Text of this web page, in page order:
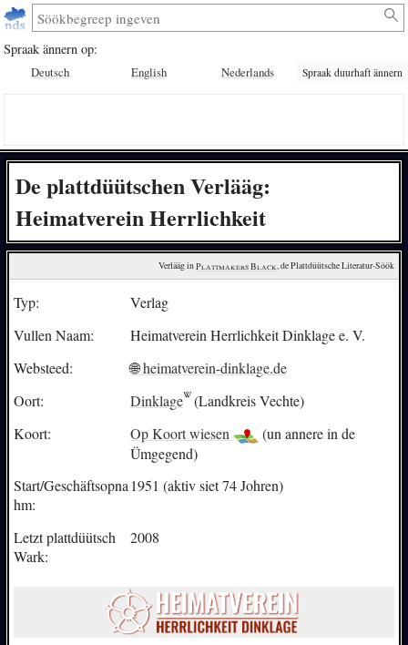
Spraak ännern op:
Deutsch English Nederlands Spraak duurhaft ännern
De plattdüütschen Verlääg:
Heimatverein Herrlichkeit
Verlääg in Plattmakers Black, de Plattdüütsche Literatur-Söök
Typ:
Verlag
Vullen Naam:
Heimatverein Herrlichkeit Dinklage e. V.
Websteed:
🌐 heimatverein-dinklage.de
Oort:
Dinklage (Landkreis Vechte)
Koort:
Op Koort wiesen
(un annere in de
Ümgegend)
Start/Geschäftsopna
hm:
1951 (aktiv siet 74 Johren)
Letzt plattdüütsch
Wark:
2008